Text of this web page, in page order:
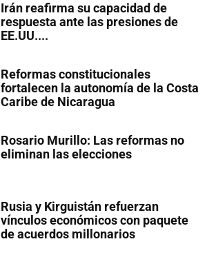
Irán reafirma su capacidad de
respuesta ante las presiones de
EE.UU....
Reformas constitucionales
fortalecen la autonomía de la Costa
Caribe de Nicaragua
Rosario Murillo: Las reformas no
eliminan las elecciones
Rusia y Kirguistán refuerzan
vínculos económicos con paquete
de acuerdos millonarios